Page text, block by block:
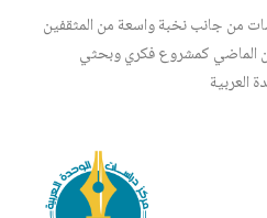
من جانب نخبة واسعة من المثقفين
الماضي كمشروع فكري وبحثي